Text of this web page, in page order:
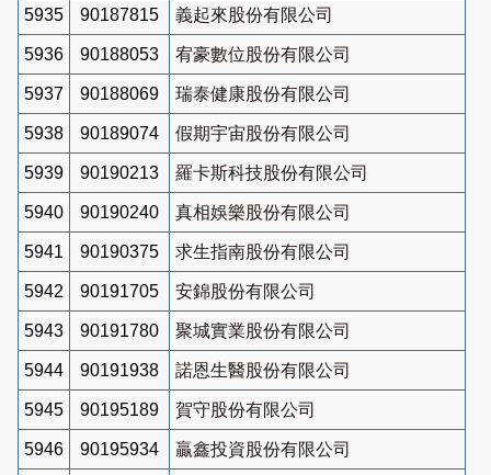
5935 90187815 義起來股份有限公司
5936 90188053 宥豪數位股份有限公司
5937 90188069 瑞泰健康股份有限公司
5938 90189074 假期宇宙股份有限公司
5939 90190213 羅卡斯科技股份有限公司
5940 90190240 真相娛樂股份有限公司
5941 90190375 求生指南股份有限公司
5942 90191705 安錦股份有限公司
5943 90191780 聚城實業股份有限公司
5944 90191938 諾恩生醫股份有限公司
5945 90195189 賀守股份有限公司
5946 90195934 贏鑫投資股份有限公司